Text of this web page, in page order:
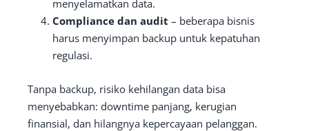
menyelamatkan data.
Compliance dan audit – beberapa bisnis
harus menyimpan backup untuk kepatuhan
regulasi.
Tanpa backup, risiko kehilangan data bisa
menyebabkan: downtime panjang, kerugian
finansial, dan hilangnya kepercayaan pelanggan.